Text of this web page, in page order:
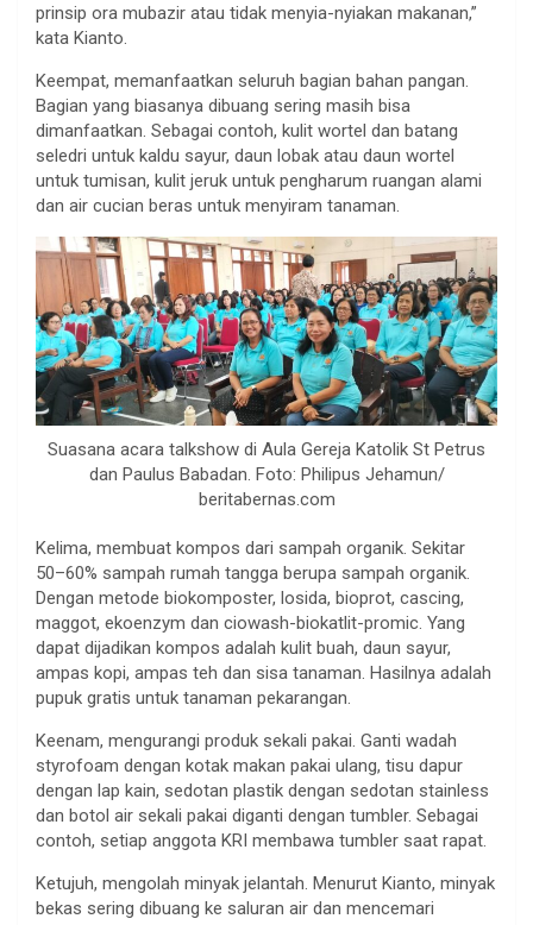
prinsip ora mubazir atau tidak menyia-nyiakan makanan,”
kata Kianto.
Keempat, memanfaatkan seluruh bagian bahan pangan.
Bagian yang biasanya dibuang sering masih bisa
dimanfaatkan. Sebagai contoh, kulit wortel dan batang
seledri untuk kaldu sayur, daun lobak atau daun wortel
untuk tumisan, kulit jeruk untuk pengharum ruangan alami
dan air cucian beras untuk menyiram tanaman.
Suasana acara talkshow di Aula Gereja Katolik St Petrus
dan Paulus Babadan. Foto: Philipus Jehamun/
beritabernas.com
Kelima, membuat kompos dari sampah organik. Sekitar
50–60% sampah rumah tangga berupa sampah organik.
Dengan metode biokomposter, losida, bioprot, cascing,
maggot, ekoenzym dan ciowash-biokatlit-promic. Yang
dapat dijadikan kompos adalah kulit buah, daun sayur,
ampas kopi, ampas teh dan sisa tanaman. Hasilnya adalah
pupuk gratis untuk tanaman pekarangan.
Keenam, mengurangi produk sekali pakai. Ganti wadah
styrofoam dengan kotak makan pakai ulang, tisu dapur
dengan lap kain, sedotan plastik dengan sedotan stainless
dan botol air sekali pakai diganti dengan tumbler. Sebagai
contoh, setiap anggota KRI membawa tumbler saat rapat.
Ketujuh, mengolah minyak jelantah. Menurut Kianto, minyak
bekas sering dibuang ke saluran air dan mencemari